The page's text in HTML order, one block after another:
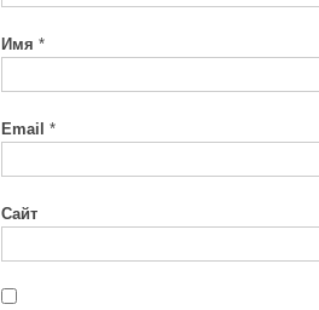
Имя *
Email *
Сайт